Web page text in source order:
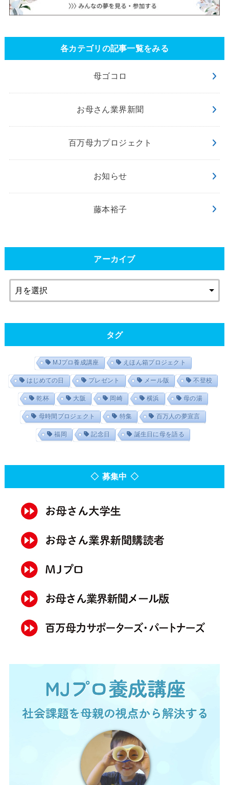
各カテゴリの記事一覧をみる
母ゴコロ
お母さん業界新聞
百万母力プロジェクト
お知らせ
藤本裕子
アーカイブ
タグ
MJプロ養成講座 えほん箱プロジェクト
はじめての日 プレゼント メール版 不登校
乾杯 大阪 岡崎 横浜 母の湯
母時間プロジェクト 特集 百万人の夢宣言
福岡 記念日 誕生日に母を語る
◇ 募集中 ◇